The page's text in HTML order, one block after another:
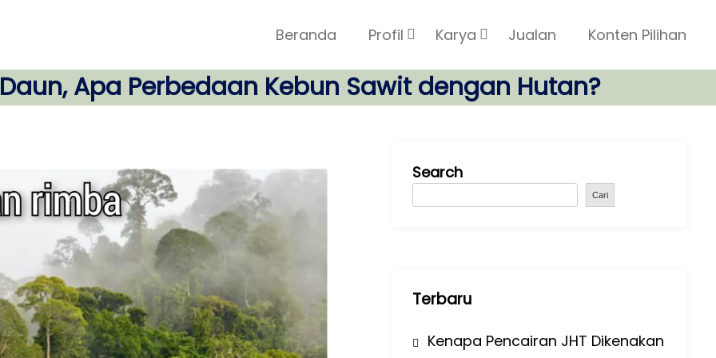
Beranda Profil Karya Jualan Konten Pilihan
Apa Perbedaan Kebun Sawit dengan Hutan?
Search
Cari
Terbaru
Kenapa Pencairan JHT Dikenakan